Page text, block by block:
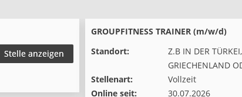
Stelle anzeigen
GOLFMANAGER (m/w/d) IN MAROKKO
Standort:
MAROKKO
Vollzeit
Online seit:
05.08.2026